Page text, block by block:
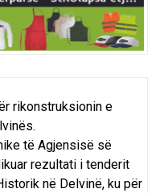
rikonstruksionin e
të Agjensisë së
rezultati i tenderit
në Delvinë, ku për